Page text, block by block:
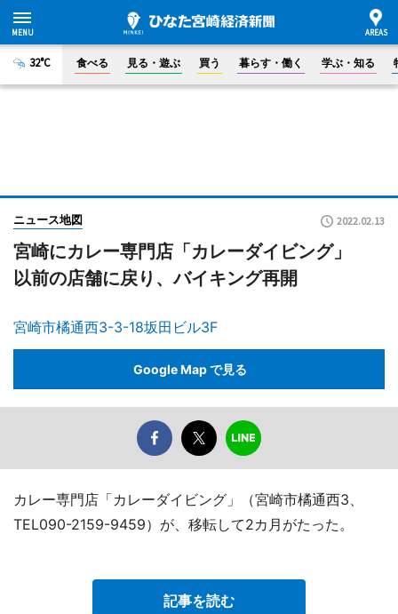
32°C 食べる 見る・遊ぶ 買う 暮らす・働く 学ぶ・知る
ニュース地図 2022.02.13
宮崎にカレー専門店「カレーダイビング」
以前の店舗に戻り、バイキング再開
宮崎市橘通西3-3-18坂田ビル3F
Google Map で見る
カレー専門店「カレーダイビング」（宮崎市橘通西3、
TEL090-2159-9459）が、移転して2カ月がたった。
記事を読む